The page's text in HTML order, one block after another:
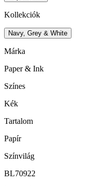
Kollekciók
Navy, Grey & White
Márka
Paper & Ink
Színes
Kék
Tartalom
Papír
Színvilág
BL70922